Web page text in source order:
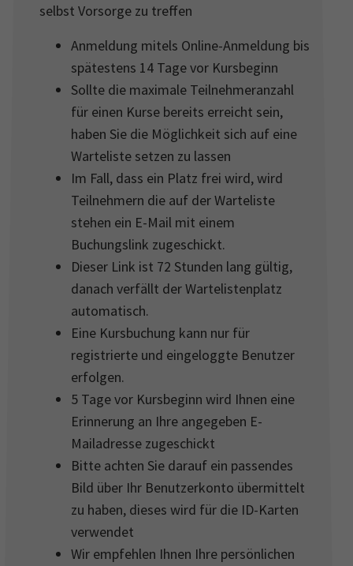
selbst Vorsorge zu treffen
Anmeldung mitels Online-Anmeldung bis
spätestens 14 Tage vor Kursbeginn
Sollte die maximale Teilnehmeranzahl
für einen Kurse bereits erreicht sein,
haben Sie die Möglichkeit sich auf eine
Warteliste setzen zu lassen
Im Fall, dass ein Platz frei wird, wird
Teilnehmern die auf der Warteliste
stehen ein E-Mail mit einem
Buchungslink zugeschickt.
Dieser Link ist 72 Stunden lang gültig,
danach verfällt der Wartelistenplatz
automatisch.
Eine Kursbuchung kann nur für
registrierte und eingeloggte Benutzer
erfolgen.
5 Tage vor Kursbeginn wird Ihnen eine
Erinnerung an Ihre angegeben E-
Mailadresse zugeschickt
Bitte achten Sie darauf ein passendes
Bild über Ihr Benutzerkonto übermittelt
zu haben, dieses wird für die ID-Karten
verwendet
Wir empfehlen Ihnen Ihre persönlichen